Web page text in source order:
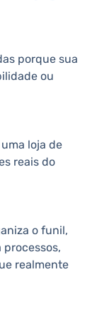
porque sua
ou
loja de
reais do
o funil,
realmente